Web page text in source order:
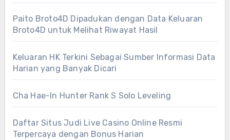
Paito Broto4D Dipadukan dengan Data Keluaran
Broto4D untuk Melihat Riwayat Hasil
Keluaran HK Terkini Sebagai Sumber Informasi Data
Harian yang Banyak Dicari
Cha Hae-In Hunter Rank S Solo Leveling
Daftar Situs Judi Live Casino Online Resmi
Terpercaya dengan Bonus Harian